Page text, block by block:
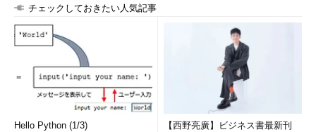
チェックしておきたい人気記事
Hello Python (1/3)
【西野亮廣】ビジネス書最新刊